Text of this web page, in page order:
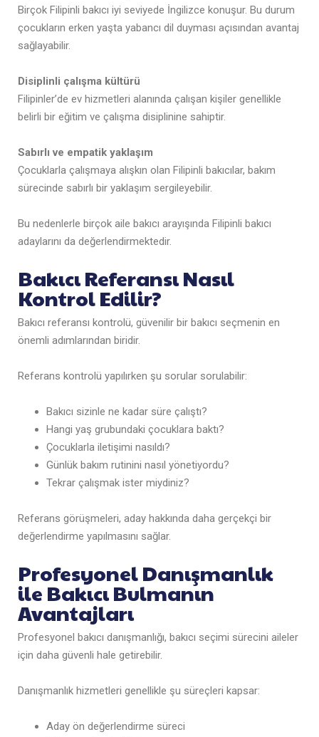
Birçok Filipinli bakıcı iyi seviyede İngilizce konuşur. Bu durum
çocukların erken yaşta yabancı dil duyması açısından avantaj
sağlayabilir.
Disiplinli çalışma kültürü
Filipinler’de ev hizmetleri alanında çalışan kişiler genellikle
belirli bir eğitim ve çalışma disiplinine sahiptir.
Sabırlı ve empatik yaklaşım
Çocuklarla çalışmaya alışkın olan Filipinli bakıcılar, bakım
sürecinde sabırlı bir yaklaşım sergileyebilir.
Bu nedenlerle birçok aile bakıcı arayışında Filipinli bakıcı
adaylarını da değerlendirmektedir.
Bakıcı Referansı Nasıl
Kontrol Edilir?
Bakıcı referansı kontrolü, güvenilir bir bakıcı seçmenin en
önemli adımlarından biridir.
Referans kontrolü yapılırken şu sorular sorulabilir:
Bakıcı sizinle ne kadar süre çalıştı?
Hangi yaş grubundaki çocuklara baktı?
Çocuklarla iletişimi nasıldı?
Günlük bakım rutinini nasıl yönetiyordu?
Tekrar çalışmak ister miydiniz?
Referans görüşmeleri, aday hakkında daha gerçekçi bir
değerlendirme yapılmasını sağlar.
Profesyonel Danışmanlık
ile Bakıcı Bulmanın
Avantajları
Profesyonel bakıcı danışmanlığı, bakıcı seçimi sürecini aileler
için daha güvenli hale getirebilir.
Danışmanlık hizmetleri genellikle şu süreçleri kapsar:
Aday ön değerlendirme süreci